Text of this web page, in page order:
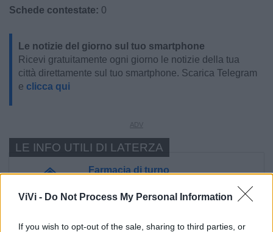
ViVi - Do Not Process My Personal Information
If you wish to opt-out of the sale, sharing to third parties, or
Schede contestate: 0
Le notizie del giorno sul tuo smartphone
Ricevi gratuitamente ogni giorno le notizie della tua
città direttamente sul tuo smartphone. Scarica Telegram
e clicca qui
Farmacia di turno
LE INFO UTILI DI LATERZA